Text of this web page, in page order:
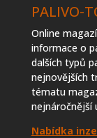
PALIVO-
Online
informace o
dalších typů
nejnovějších
tématu
nejnáročnější
Nabídka